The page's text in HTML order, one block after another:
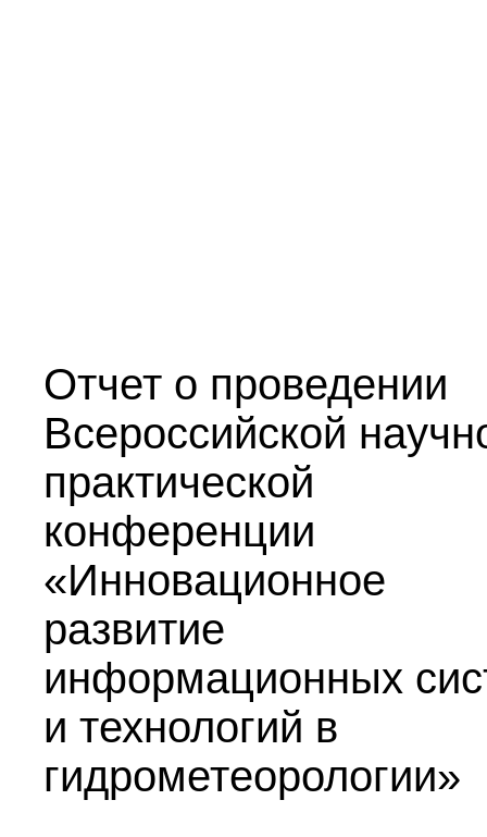
Отчет о проведении
Всероссийской
практической
конференции
«Инновационное
развитие
информационных
и технологий в
гидрометеорологии»